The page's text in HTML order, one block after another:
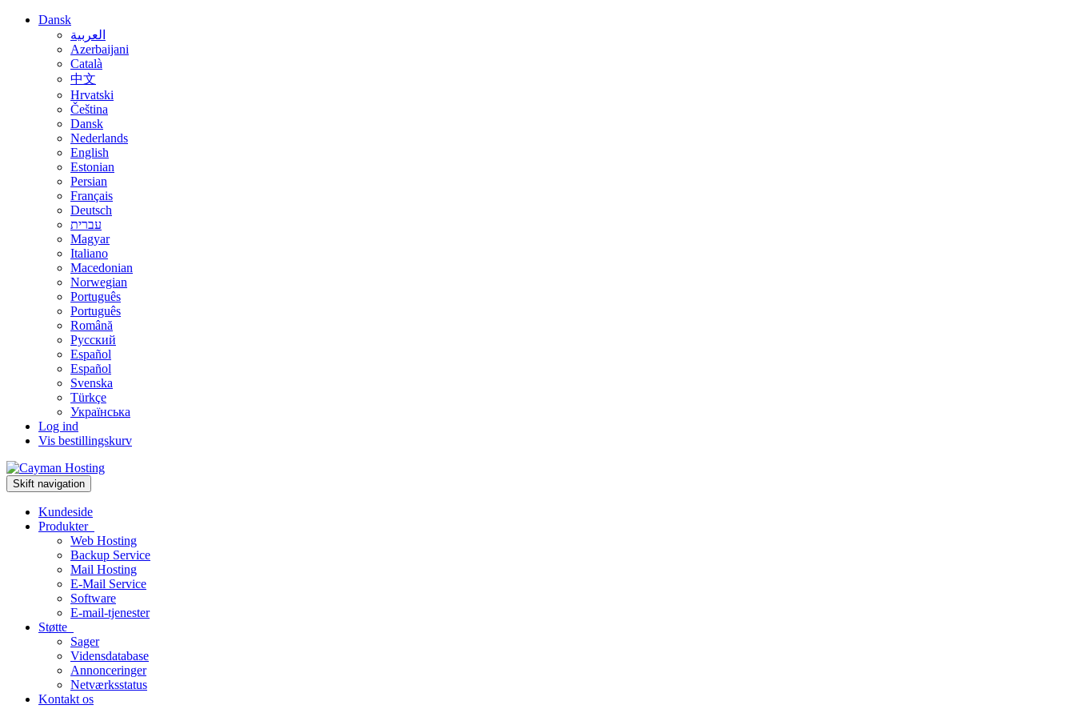
Dansk
العربية
Azerbaijani
Català
中文
Hrvatski
Čeština
Dansk
Nederlands
English
Estonian
Persian
Français
Deutsch
עברית
Magyar
Italiano
Macedonian
Norwegian
Português
Português
Română
Русский
Español
Español
Svenska
Türkçe
Українська
Log ind
Vis bestillingskurv
Skift navigation
Kundeside
Produkter
Web Hosting
Backup Service
Mail Hosting
E-Mail Service
Software
E-mail-tjenester
Støtte
Sager
Vidensdatabase
Annonceringer
Netværksstatus
Kontakt os